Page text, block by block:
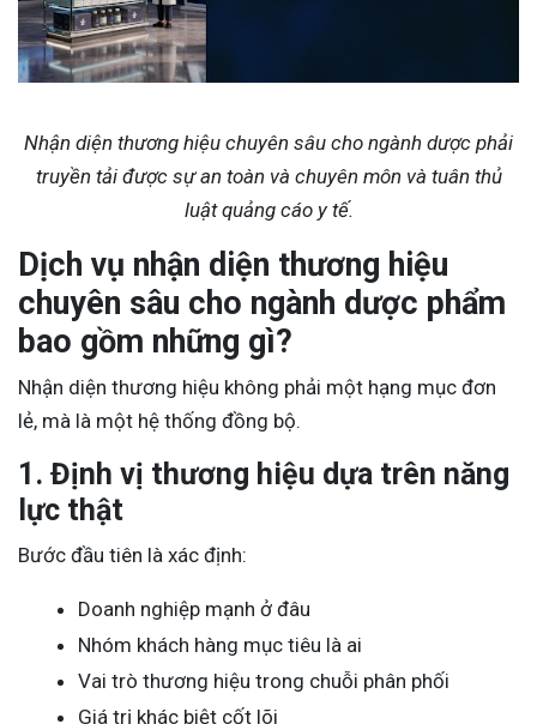
Nhận diện thương hiệu chuyên sâu cho ngành dược phải
truyền tải được sự an toàn và chuyên môn và tuân thủ
luật quảng cáo y tế.
Dịch vụ nhận diện thương hiệu
chuyên sâu cho ngành dược phẩm
bao gồm những gì?
Nhận diện thương hiệu không phải một hạng mục đơn
lẻ, mà là một hệ thống đồng bộ.
1. Định vị thương hiệu dựa trên năng
lực thật
Bước đầu tiên là xác định:
Doanh nghiệp mạnh ở đâu
Nhóm khách hàng mục tiêu là ai
Vai trò thương hiệu trong chuỗi phân phối
Giá trị khác biệt cốt lõi